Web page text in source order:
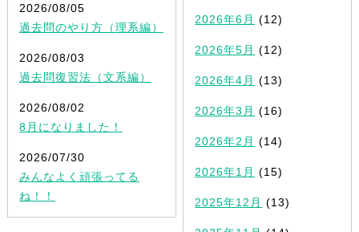
2026/08/05
過去問のやり方（理系編）
2026/08/03
過去問復習法（文系編）
2026/08/02
8月になりました！
2026/07/30
みんなよく頑張ってる
ね！！
2026年6月 (12)
2026年5月 (12)
2026年4月 (13)
2026年3月 (16)
2026年2月 (14)
2026年1月 (15)
2025年12月 (13)